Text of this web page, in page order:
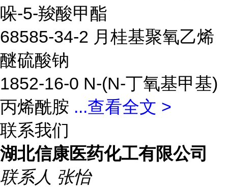
哚-5-羧酸甲酯
68585-34-2 月桂基聚氧乙烯
醚硫酸钠
1852-16-0 N-(N-丁氧基甲基)
丙烯酰胺 ...查看全文 >
联系我们
湖北信康医药化工有限公司
联系人 张怡